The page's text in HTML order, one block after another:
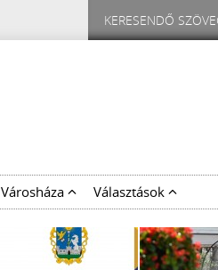
Városháza Választások